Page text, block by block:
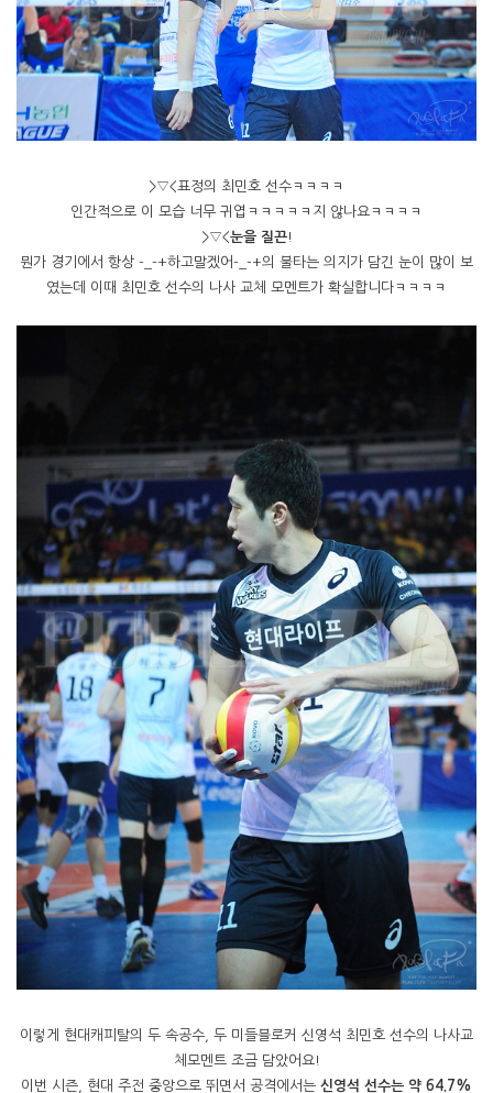
>▽<표정의 최민호 선수ㅋㅋㅋㅋ
인간적으로 이 모습 너무 귀엽ㅋㅋㅋㅋㅋ지 않나요ㅋㅋㅋㅋ
>▽<눈을 질끈!
뭔가 경기에서 항상 -_-+하고말겠어-_-+의 불타는 의지가 담긴 눈이 많이 보
였는데 이때 최민호 선수의 나사 교체 모멘트가 확실합니다ㅋㅋㅋㅋ
이렇게 현대캐피탈의 두 속공수, 두 미들블로커 신영석 최민호 선수의 나사교
체모멘트 조금 담았어요!
이번 시즌, 현대 주전 중앙으로 뛰면서 공격에서는 신영석 선수는 약 64.7%